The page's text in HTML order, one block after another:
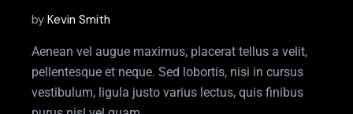
by Kevin Smith
Aenean vel augue maximus, placerat tellus a velit,
pellentesque et neque. Sed lobortis, nisi in cursus
vestibulum, ligula justo varius lectus, quis finibus